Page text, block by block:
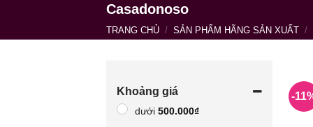
Casadonoso
TRANG CHỦ / SẢN PHẨM HÃNG SẢN XUẤT /
Khoảng giá
dưới 500.000₫
-